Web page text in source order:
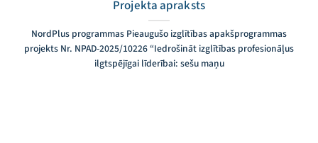
Projekta apraksts
NordPlus programmas Pieaugušo izglītības apakšprogrammas
projekts Nr. NPAD-2025/10226 “Iedrošināt izglītības profesionāļus
ilgtspējīgai līderībai: sešu maņu